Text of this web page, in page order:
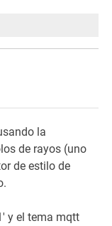
la
de rayos (uno
de estilo de
y el tema mqtt